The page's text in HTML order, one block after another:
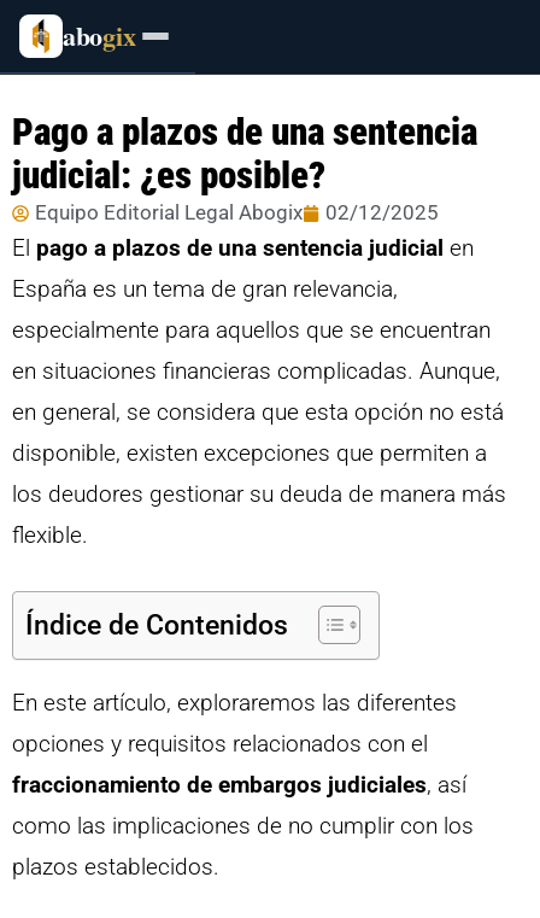
abogix
Pago a plazos de una sentencia
judicial: ¿es posible?
Equipo Editorial Legal Abogix 02/12/2025
El pago a plazos de una sentencia judicial en
España es un tema de gran relevancia,
especialmente para aquellos que se encuentran
en situaciones financieras complicadas. Aunque,
en general, se considera que esta opción no está
disponible, existen excepciones que permiten a
los deudores gestionar su deuda de manera más
flexible.
Índice de Contenidos
En este artículo, exploraremos las diferentes
opciones y requisitos relacionados con el
fraccionamiento de embargos judiciales, así
como las implicaciones de no cumplir con los
plazos establecidos.